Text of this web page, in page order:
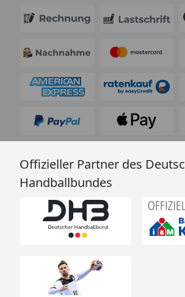
Offizieller Partner des
Handballbundes